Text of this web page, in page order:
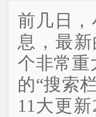
前几日
息，最新
个非常
的“搜索
11大更